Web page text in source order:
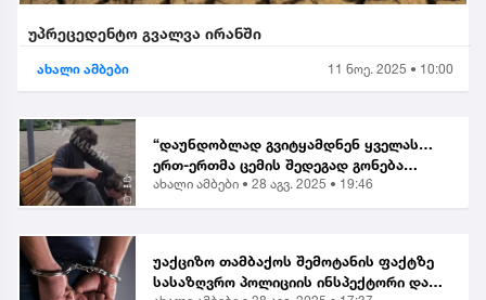
უპრეცედენტო გვალვა ირანში
ახალი ამბები 11 ნოე. 2025 • 10:00
“დაუნდობლად გვიტყამდნენ ყველას…
ერთ-ერთმა ცემის შედეგად გონება
დაკარგა” | მოქალაქე ბათუმში მომხდარ
ახალი ამბები • 28 აგვ. 2025 • 19:46
უაქციზო თამბაქოს შემოტანის ფაქტზე
სასაზღვრო პოლიციის ინსპექტორი და